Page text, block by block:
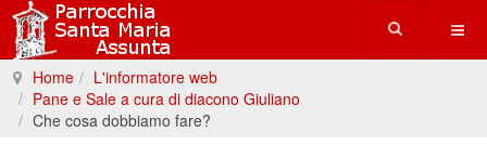
Home
L'informatore web
Pane e Sale a cura di diacono Giuliano
Che cosa dobbiamo fare?